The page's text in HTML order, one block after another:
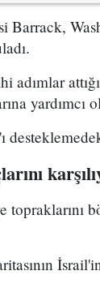
adımlar
yardımcı